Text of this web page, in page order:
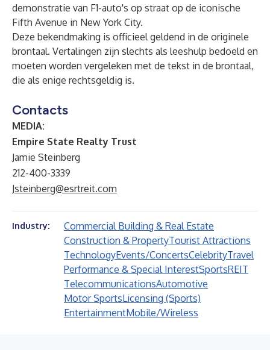
demonstratie van F1-auto's op straat op de iconische
Fifth Avenue in New York City.
Deze bekendmaking is officieel geldend in de originele
brontaal. Vertalingen zijn slechts als leeshulp bedoeld en
moeten worden vergeleken met de tekst in de brontaal,
die als enige rechtsgeldig is.
Contacts
MEDIA:
Empire State Realty Trust
Jamie Steinberg
212-400-3339
Jsteinberg@esrtreit.com
Industry:
Commercial Building & Real Estate
Construction & PropertyTourist Attractions
TechnologyEvents/ConcertsCelebrityTravel
Performance & Special InterestSportsREIT
TelecommunicationsAutomotive
Motor SportsLicensing (Sports)
EntertainmentMobile/Wireless